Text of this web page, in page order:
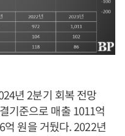
년 2분기 회복 전망
기준으로 매출 1011억
억 원을 거뒀다. 2022년